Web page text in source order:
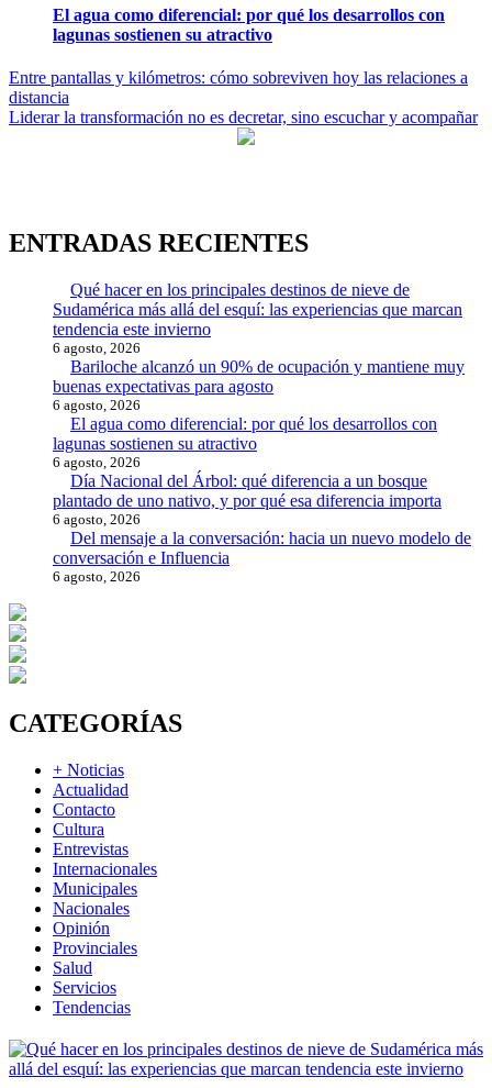
El agua como diferencial: por qué los desarrollos con
lagunas sostienen su atractivo
Navegación
de
Entre pantallas y kilómetros: cómo sobreviven hoy las relaciones a
distancia
Liderar la transformación no es decretar, sino escuchar y acompañar
ENTRADAS RECIENTES
Qué hacer en los principales destinos de nieve de
Sudamérica más allá del esquí: las experiencias que marcan
tendencia este invierno
6 agosto, 2026
Bariloche alcanzó un 90% de ocupación y mantiene muy
buenas expectativas para agosto
6 agosto, 2026
El agua como diferencial: por qué los desarrollos con
lagunas sostienen su atractivo
6 agosto, 2026
Día Nacional del Árbol: qué diferencia a un bosque
plantado de uno nativo, y por qué esa diferencia importa
6 agosto, 2026
Del mensaje a la conversación: hacia un nuevo modelo de
conversación e Influencia
6 agosto, 2026
CATEGORÍAS
+ Noticias
Actualidad
Contacto
Cultura
Entrevistas
Internacionales
Municipales
Nacionales
Opinión
Provinciales
Salud
Servicios
Tendencias